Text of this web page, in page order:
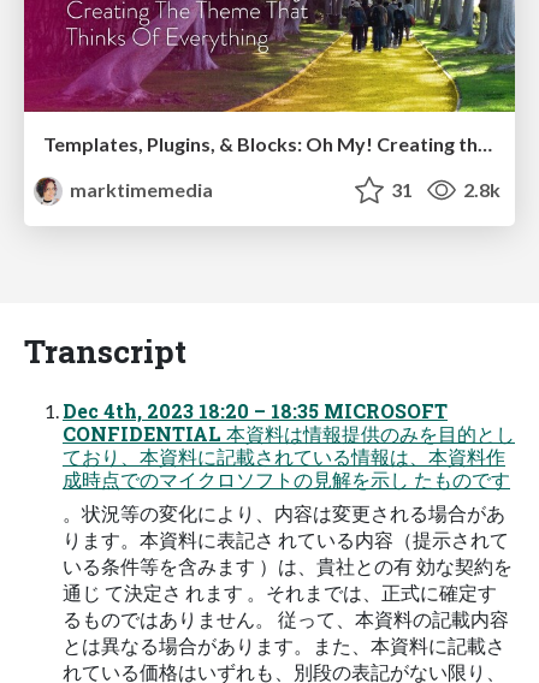
marktimemedia
31 2.8k
Transcript
Dec 4th, 2023 18:20 – 18:35 MICROSOFT
CONFIDENTIAL 本資料は情報提供のみを目的とし
ており、本資料に記載されている情報は、本資料作
成時点でのマイクロソフトの見解を示し たものです
。状況等の変化により、内容は変更される場合があ
ります。本資料に表記さ れている内容（提示されて
いる条件等を含みます ）は、貴社との有 効な契約を
通じ て決定さ れます 。それまでは、正式に確定す
るものではありません。 従って、本資料の記載内容
とは異なる場合があります。また、本資料に記載さ
れている価格はいずれも、別段の表記がない限り、